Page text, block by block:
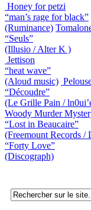
Honey for petzi
“man’s rage for black”
(Ruminance)
“Seuls”
(Illusio / Alter K )
Jettison
“heat wave”
(Aloud music)
“Découdre”
(Le Grille Pain /
Woody Murder
“Lost in Beaucaire”
(Freemount Records /
“Forty Love”
(Discograph)